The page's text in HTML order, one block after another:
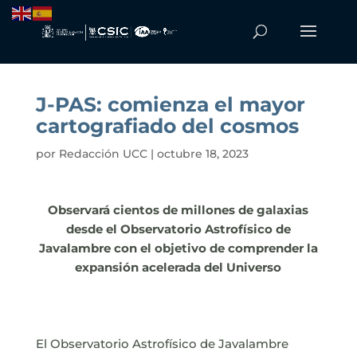
J-PAS: comienza el mayor
cartografiado del cosmos
por Redacción UCC| octubre 18, 2023
Observará cientos de millones de galaxias
desde el Observatorio Astrofísico de
Javalambre con el objetivo de comprender la
expansión acelerada del Universo
El Observatorio Astrofísico de Javalambre